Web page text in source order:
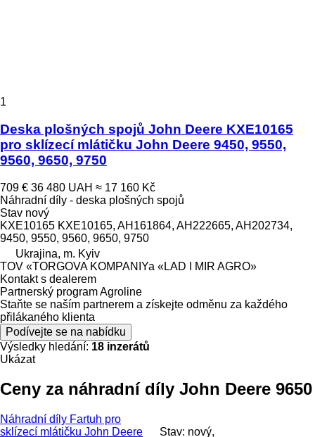
1
Deska plošných spojů John Deere KXE10165
pro sklízecí mlátičku John Deere 9450, 9550,
9560, 9650, 9750
709 € 36 480 UAH ≈ 17 160 Kč
Náhradní díly - deska plošných spojů
Stav nový
KXE10165 KXE10165, AH161864, AH222665, AH202734,
9450, 9550, 9560, 9650, 9750
Ukrajina, m. Kyiv
TOV «TORGOVA KOMPANIYa «LAD I MIR AGRO»
Kontakt s dealerem
Partnerský program Agroline
Staňte se naším partnerem a získejte odměnu za každého
přilákaného klienta
Podívejte se na nabídku
Výsledky hledání: 18 inzerátů
Ukázat
Ceny za náhradní díly John Deere 9650
Náhradní díly Fartuh pro
sklízecí mlátičku John Deere
Stav: nový,